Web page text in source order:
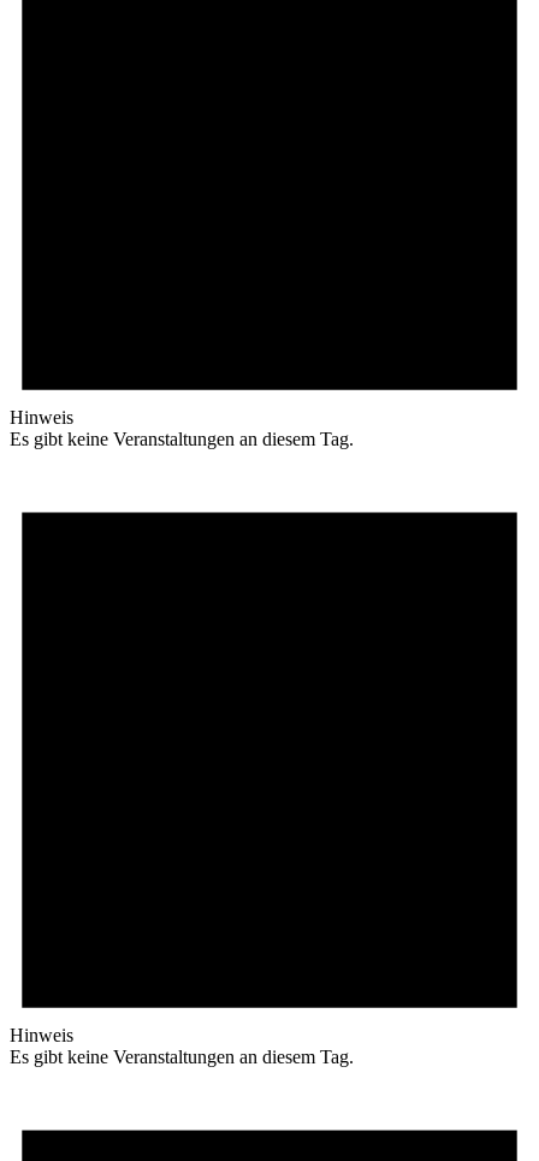
Hinweis
Es gibt keine Veranstaltungen an diesem Tag.
Hinweis
Es gibt keine Veranstaltungen an diesem Tag.